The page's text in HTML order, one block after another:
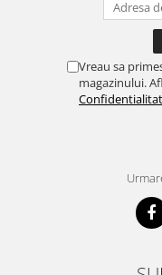
Vreau sa
magazinului.